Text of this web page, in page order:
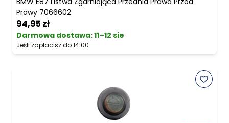
Prawy 7066602
94,95 zł
Darmowa dostawa:11–12 sie
Jeśli zapłacisz do 14:00